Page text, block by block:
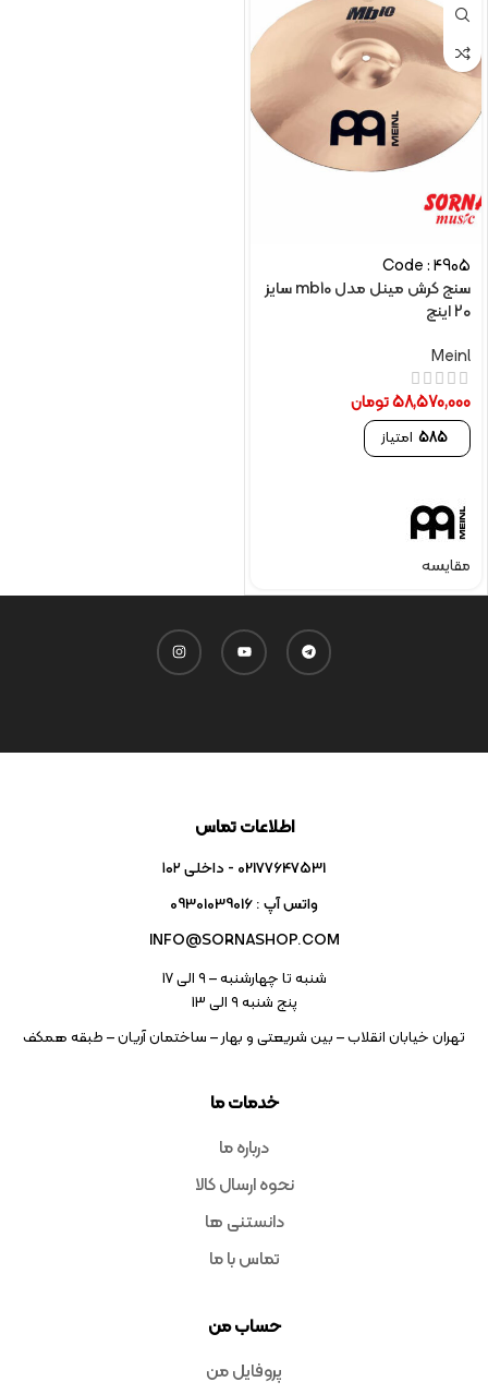
Code : 4905
سنج کرش مینل مدل mb10 سایز
20 اینچ
Meinl
58,570,000تومان
585 امتیاز
مقایسه
خدمات ما
درباره ما
نحوه ارسال کالا
دانستنی ها
تماس با ما
حساب من
پروفایل من
اطلاعات تماس
02177647531 - داخلی ۱۰۲
واتس آپ : 09301039016
INFO@SORNASHOP.COM
شنبه تا چهارشنبه – ۹ الی 17
پنج شنبه ۹ الی 13
تهران خیابان انقلاب – بین شریعتی و بهار – ساختمان آریان – طبقه همکف